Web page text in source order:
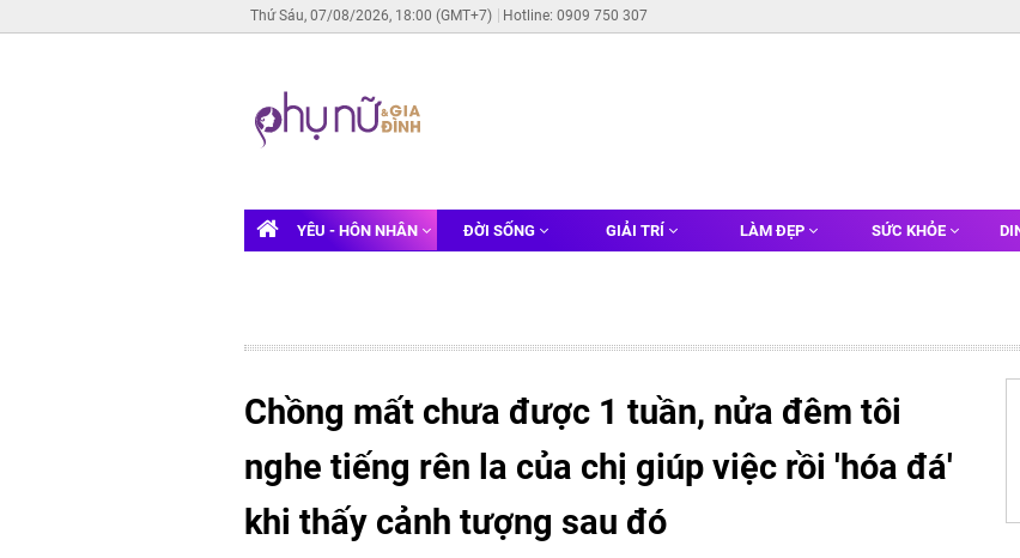
Thứ Sáu, 07/08/2026, 18:00 (GMT+7) Hotline: 0909 750 307
YÊU - HÔN NHÂN ĐỜI SỐNG GIẢI TRÍ LÀM ĐẸP SỨC KHỎE
Chồng mất chưa được 1 tuần, nửa đêm tôi
nghe tiếng rên la của chị giúp việc rồi 'hóa đá'
khi thấy cảnh tượng sau đó